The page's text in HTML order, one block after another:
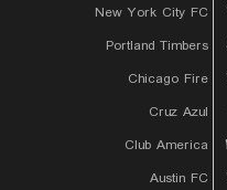
New York City FC
Portland Timbers
Chicago Fire
Cruz Azul
Club America
Austin FC